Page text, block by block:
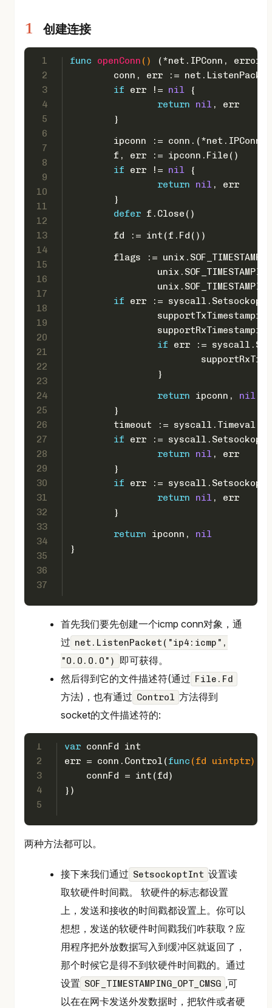
创建连接
1
2
3
4
5
6
7
8
9
10
11
12
13
14
15
16
17
18
19
20
21
22
23
24
25
26
27
28
29
30
31
32
33
34
35
36
37
func openConn () (*net.IPConn, error
conn, err :=
if err != nil {
return
nil , err
	}
	ipconn := conn.(*net.IPConn)
	f, err := ipconn.File()
if err != nil {
return
nil , err
	}
defer f.Close()
	fd :=
int (f.Fd())
flags :=
if err :=
if err :=
		}
return ipconn, nil
	}
timeout :=
if err :=
return
nil , err
	}
if err :=
return
nil , err
	}
return ipconn, nil
}
首先我们要先创建一个icmp conn对象，通
过 net.ListenPacket("ip4:icmp",
"0.0.0.0")
即可获得。
然后得到它的文件描述符(通过 File.Fd
方法)，也有通过 Control 方法得到
socket的文件描述符的:
1
2
3
4
5
var connFd int
err = conn.Control(func (fd uintptr)
    connFd =
int (fd)
})
两种方法都可以。
接下来我们通过 SetsockoptInt 设置读
取软硬件时间戳。 软硬件的标志都设置
上，发送和接收的时间戳都设置上。你可以
想想，发送的软硬件时间戳我们咋获取？应
用程序把外放数据写入到缓冲区就返回了，
那个时候它是得不到软硬件时间戳的。通过
设置 SOF_TIMESTAMPING_OPT_CMSG ,可
以在在网卡发送外发数据时，把软件或者硬